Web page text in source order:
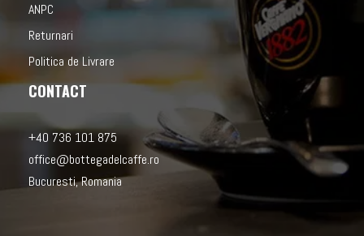
ANPC
Returnari
Politica de Livrare
CONTACT
+40 736 101 875
office@bottegadelcaffe.ro
Bucuresti, Romania